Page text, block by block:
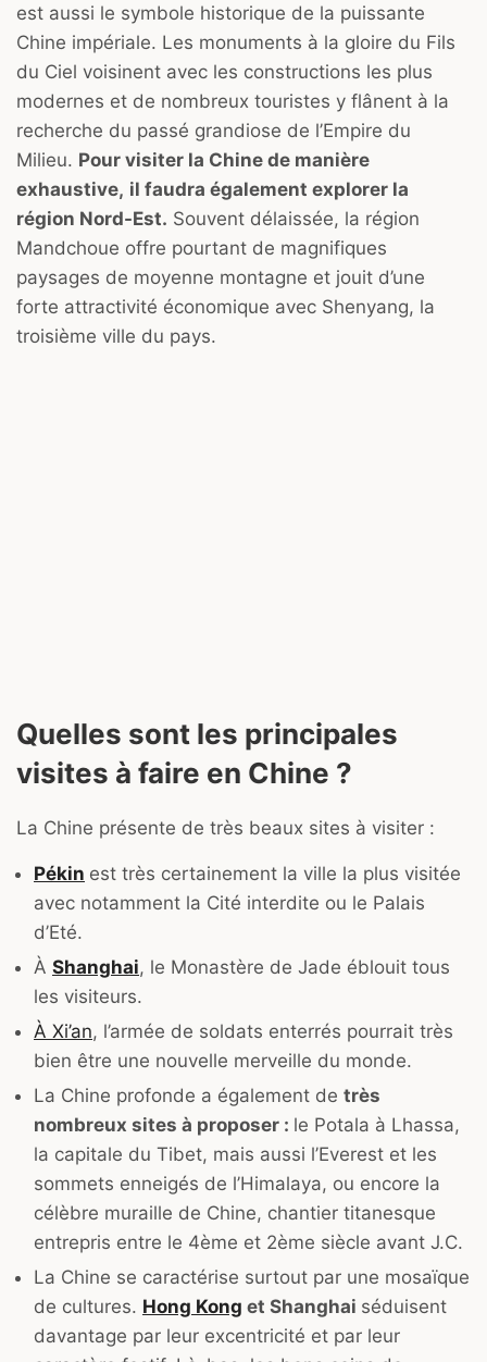
est aussi le symbole historique de la puissante
Chine impériale. Les monuments à la gloire du Fils
du Ciel voisinent avec les constructions les plus
modernes et de nombreux touristes y flânent à la
recherche du passé grandiose de l’Empire du
Milieu. Pour visiter la Chine de manière
exhaustive, il faudra également explorer la
région Nord-Est. Souvent délaissée, la région
Mandchoue offre pourtant de magnifiques
paysages de moyenne montagne et jouit d’une
forte attractivité économique avec Shenyang, la
troisième ville du pays.
Quelles sont les principales
visites à faire en Chine ?
La Chine présente de très beaux sites à visiter :
Pékin est très certainement la ville la plus visitée
avec notamment la Cité interdite ou le Palais
d’Eté.
À Shanghai, le Monastère de Jade éblouit tous
les visiteurs.
À Xi’an, l’armée de soldats enterrés pourrait très
bien être une nouvelle merveille du monde.
La Chine profonde a également de très
nombreux sites à proposer : le Potala à Lhassa,
la capitale du Tibet, mais aussi l’Everest et les
sommets enneigés de l’Himalaya, ou encore la
célèbre muraille de Chine, chantier titanesque
entrepris entre le 4ème et 2ème siècle avant J.C.
La Chine se caractérise surtout par une mosaïque
de cultures. Hong Kong et Shanghai séduisent
davantage par leur excentricité et par leur